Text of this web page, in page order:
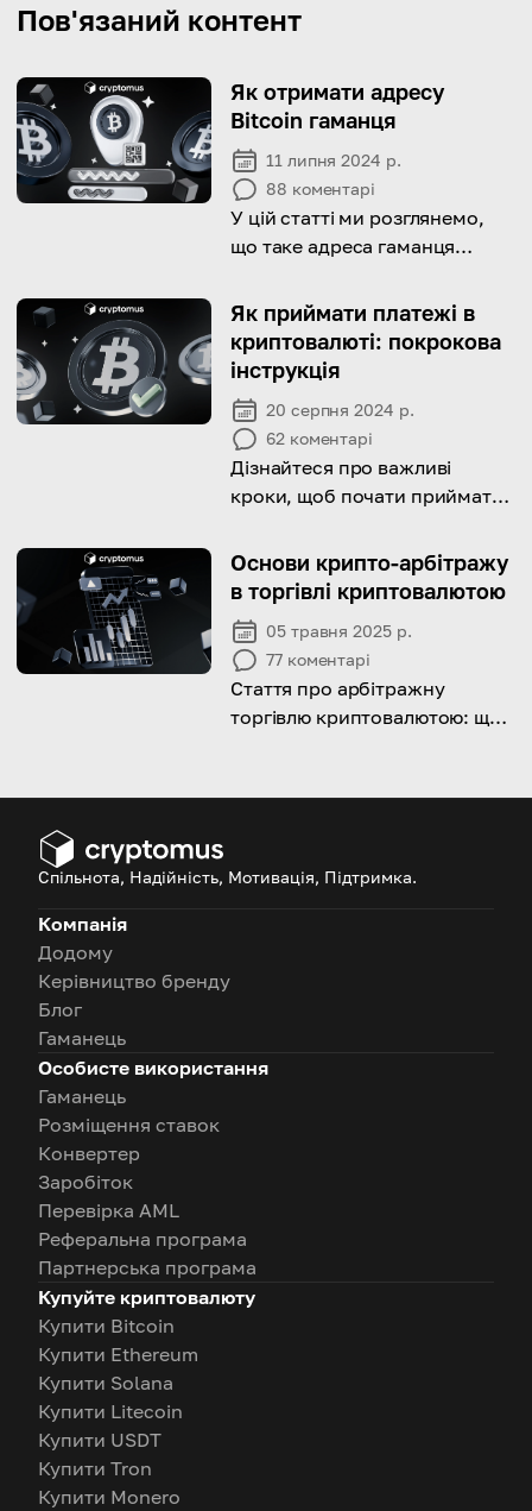
Пов'язаний контент
Як отримати адресу
Bitcoin гаманця
11 липня 2024 р.
88 коментарі
У цій статті ми розглянемо,
що таке адреса гаманця
отримати.
Як приймати платежі в
криптовалюті: покрокова
інструкція
20 серпня 2024 р.
62 коментарі
Дізнайтеся про важливі
кроки, щоб почати приймати
своєму бізнесі, за допомогою
цього вичерпного посібника
Основи крипто-арбітражу
в торгівлі криптовалютою
05 травня 2025 р.
77 коментарі
Стаття про арбітражну
торгівлю криптовалютою: що
Спільнота, Надійність, Мотивація, Підтримка.
Компанія
Додому
Керівництво бренду
Блог
Гаманець
Особисте використання
Гаманець
Розміщення ставок
Конвертер
Заробіток
Перевірка AML
Реферальна програма
Партнерська програма
Купуйте криптовалюту
Купити Bitcoin
Купити Ethereum
Купити Solana
Купити Litecoin
Купити USDT
Купити Tron
Купити Monero